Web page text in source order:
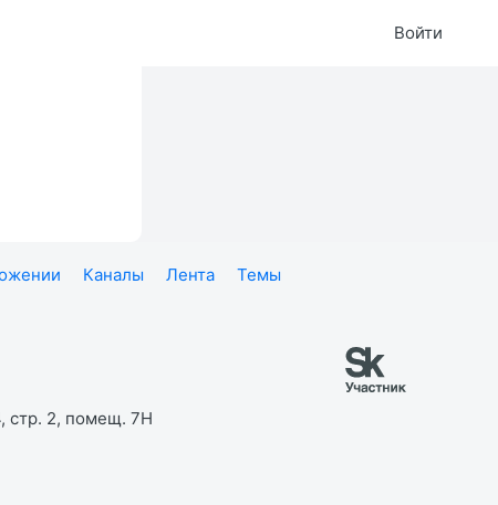
Войти
Каналы Лента
Темы
стр. 2, помещ. 7Н